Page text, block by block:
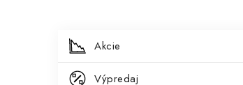
B
o
Preskočiť
kategórie
K
a
Akcie
Výpredaj